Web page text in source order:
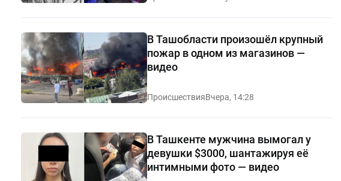
В Ташобласти произошёл крупный
пожар в одном из магазинов —
видео
ПроисшествияВчера, 14:28
В Ташкенте мужчина вымогал у
девушки $3000, шантажируя её
интимными фото — видео